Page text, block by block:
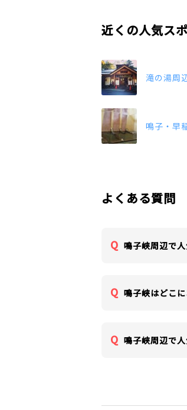
近くの人気ス
滝の湯周
鳴子・早
よくある質問
鳴子峡周辺で
鳴子峡はどこ
鳴子峡周辺で